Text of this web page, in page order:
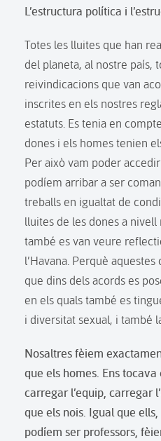
L’estructura política i
Totes les lluites que han
del planeta, al nostre país,
reivindicacions que van
inscrites en els nostres
estatuts. Es tenia en
dones i els homes tenien
Per això vam poder
podíem arribar a ser
treballs en igualtat de
lluites de les dones a
també es van veure
l’Havana. Perquè
que dins dels acords es
en els quals també es
i diversitat sexual, i també
Nosaltres fèiem
que els homes. Ens
carregar l’equip, carregar
que els nois. Igual que
podíem ser professors,